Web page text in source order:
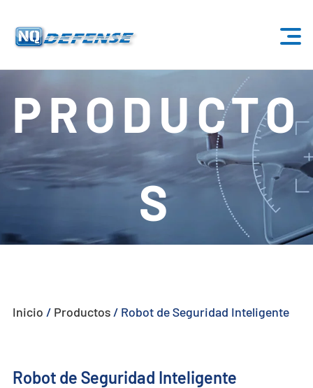
Productos
- Sistema Anti-Dron
- - Sistema Anti-Dron Estacionario
- - - ND-BU001 Sistema Estándar Anti-Dron
- - - ND-BU002 Sistema Anti-Dron de Gama Alta
- - - ND-BU004 Sistema Anti-Dron de Seguridad de Base
- - - ND-BU006 Sistema Integrado Anti-Dron de Alta Gama
PRODUCTO
S
Inicio / Productos/ Robot de Seguridad Inteligente
Robot de Seguridad Inteligente